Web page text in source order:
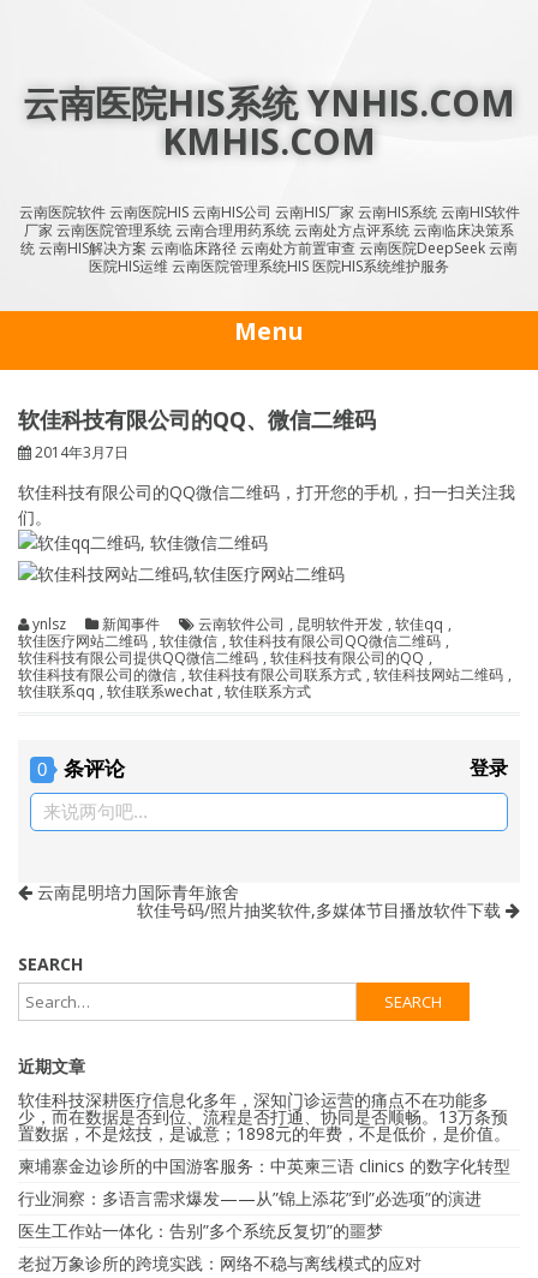
云南医院HIS系统 YNHIS.COM
KMHIS.COM
云南医院软件 云南医院HIS 云南HIS公司 云南HIS厂家 云南HIS系统 云南HIS软件
厂家 云南医院管理系统 云南合理用药系统 云南处方点评系统 云南临床决策系
统 云南HIS解决方案 云南临床路径 云南处方前置审查 云南医院DeepSeek 云南
医院HIS运维 云南医院管理系统HIS 医院HIS系统维护服务
Menu
软佳科技有限公司的QQ、微信二维码
2014年3月7日
软佳科技有限公司的QQ微信二维码，打开您的手机，扫一扫关注我
们。
ynlsz 新闻事件 云南软件公司 , 昆明软件开发 , 软佳qq ,
软佳医疗网站二维码 , 软佳微信 , 软佳科技有限公司QQ微信二维码 ,
软佳科技有限公司提供QQ微信二维码 , 软佳科技有限公司的QQ ,
软佳科技有限公司的微信 , 软佳科技有限公司联系方式 , 软佳科技网站二维码 ,
软佳联系qq , 软佳联系wechat , 软佳联系方式
0 条评论 登录
来说两句吧...
云南昆明培力国际青年旅舍
软佳号码/照片抽奖软件,多媒体节目播放软件下载
SEARCH
近期文章
软佳科技深耕医疗信息化多年，深知门诊运营的痛点不在功能多
少，而在数据是否到位、流程是否打通、协同是否顺畅。13万条预
置数据，不是炫技，是诚意；1898元的年费，不是低价，是价值。
柬埔寨金边诊所的中国游客服务：中英柬三语 clinics 的数字化转型
行业洞察：多语言需求爆发——从”锦上添花”到”必选项”的演进
医生工作站一体化：告别”多个系统反复切”的噩梦
老挝万象诊所的跨境实践：网络不稳与离线模式的应对